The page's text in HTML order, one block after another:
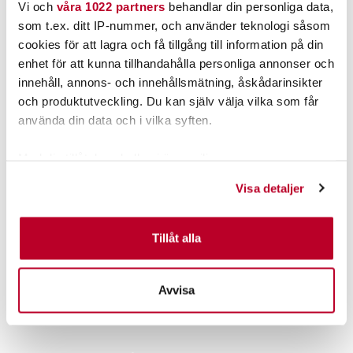
Vi och våra 1022 partners behandlar din personliga data,
som t.ex. ditt IP-nummer, och använder teknologi såsom
cookies för att lagra och få tillgång till information på din
enhet för att kunna tillhandahålla personliga annonser och
innehåll, annons- och innehållsmätning, åskådarinsikter
och produktutveckling. Du kan själv välja vilka som får
använda din data och i vilka syften.
Identifiera din enhet genom att aktivt skanna den för
specifika kännetecken (fingeravtryck)
Ta reda på mer om hur dina personliga uppgifter
Du kan ändra eller dra tillbaka ditt samtycke när som
helst från cookie-förklaringen.
Visa detaljer
Tillåt alla
Avvisa
med Känga
Tidigare pris:
3 558,00 kr
SKICKAS IDAG!
kön!.
Pris